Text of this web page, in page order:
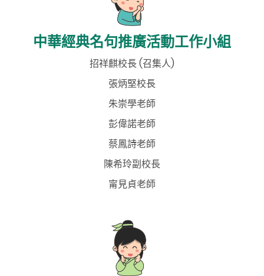
中華經典名句推廣活動工作小組
招祥麒校長 (召集人)
張炳堅校長
朱崇學老師
彭偉諾老師
蔡鳳詩老師
陳希玲副校長
甯見貞老師